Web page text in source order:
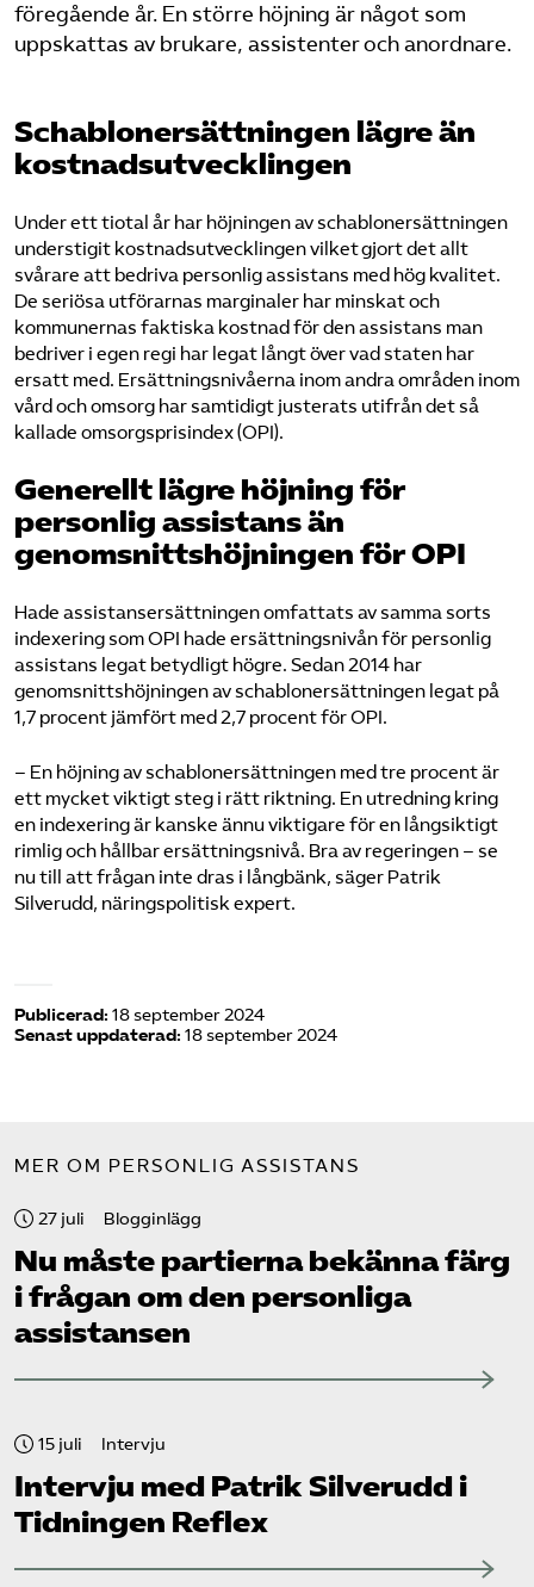
föregående år. En större höjning är något som
uppskattas av brukare, assistenter och anordnare.
Schablonersättningen lägre än
kostnadsutvecklingen
Under ett tiotal år har höjningen av schablonersättningen
understigit kostnadsutvecklingen vilket gjort det allt
svårare att bedriva personlig assistans med hög kvalitet.
De seriösa utförarnas marginaler har minskat och
kommunernas faktiska kostnad för den assistans man
bedriver i egen regi har legat långt över vad staten har
ersatt med. Ersättningsnivåerna inom andra områden inom
vård och omsorg har samtidigt justerats utifrån det så
kallade omsorgsprisindex (OPI).
Generellt lägre höjning för
personlig assistans än
genomsnittshöjningen för OPI
Hade assistansersättningen omfattats av samma sorts
indexering som OPI hade ersättningsnivån för personlig
assistans legat betydligt högre. Sedan 2014 har
genomsnittshöjningen av schablonersättningen legat på
1,7 procent jämfört med 2,7 procent för OPI.
– En höjning av schablonersättningen med tre procent är
ett mycket viktigt steg i rätt riktning. En utredning kring
en indexering är kanske ännu viktigare för en långsiktigt
rimlig och hållbar ersättningsnivå. Bra av regeringen – se
nu till att frågan inte dras i långbänk, säger Patrik
Silverudd, näringspolitisk expert.
Publicerad: 18 september 2024
Senast uppdaterad: 18 september 2024
MER OM PERSONLIG ASSISTANS
27 juli Blogginlägg
Nu måste partierna bekänna färg
i frågan om den personliga
assistansen
15 juli Intervju
Intervju med Patrik Silverudd i
Tidningen Reflex